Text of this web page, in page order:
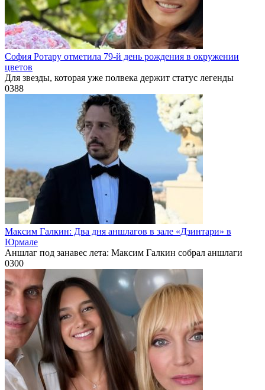
София Ротару отметила 79-й день рождения в окружении
цветов
Для звезды, которая уже полвека держит статус легенды
0388
Максим Галкин: Два дня аншлагов в зале «Дзинтари» в
Юрмале
Аншлаг под занавес лета: Максим Галкин собрал аншлаги
0300